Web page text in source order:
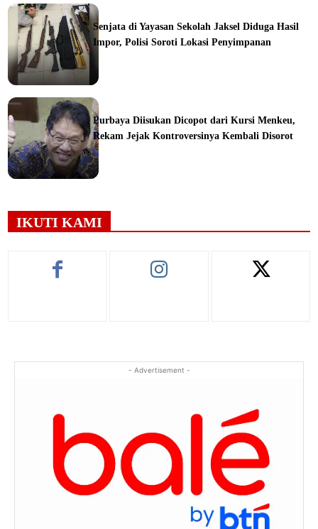
Senjata di Yayasan Sekolah Jaksel Diduga Hasil
Impor, Polisi Soroti Lokasi Penyimpanan
Purbaya Diisukan Dicopot dari Kursi Menkeu,
Rekam Jejak Kontroversinya Kembali Disorot
IKUTI KAMI
- Advertisement -